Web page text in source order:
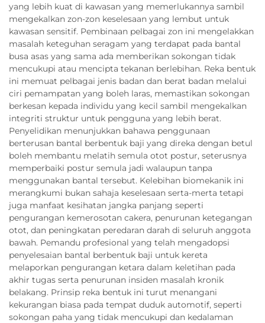
yang lebih kuat di kawasan yang memerlukannya sambil
mengekalkan zon-zon keselesaan yang lembut untuk
kawasan sensitif. Pembinaan pelbagai zon ini mengelakkan
masalah keteguhan seragam yang terdapat pada bantal
busa asas yang sama ada memberikan sokongan tidak
mencukupi atau mencipta tekanan berlebihan. Reka bentuk
ini memuat pelbagai jenis badan dan berat badan melalui
ciri pemampatan yang boleh laras, memastikan sokongan
berkesan kepada individu yang kecil sambil mengekalkan
integriti struktur untuk pengguna yang lebih berat.
Penyelidikan menunjukkan bahawa penggunaan
berterusan bantal berbentuk baji yang direka dengan betul
boleh membantu melatih semula otot postur, seterusnya
memperbaiki postur semula jadi walaupun tanpa
menggunakan bantal tersebut. Kelebihan biomekanik ini
merangkumi bukan sahaja keselesaan serta-merta tetapi
juga manfaat kesihatan jangka panjang seperti
pengurangan kemerosotan cakera, penurunan ketegangan
otot, dan peningkatan peredaran darah di seluruh anggota
bawah. Pemandu profesional yang telah mengadopsi
penyelesaian bantal berbentuk baji untuk kereta
melaporkan pengurangan ketara dalam keletihan pada
akhir tugas serta penurunan insiden masalah kronik
belakang. Prinsip reka bentuk ini turut menangani
kekurangan biasa pada tempat duduk automotif, seperti
sokongan paha yang tidak mencukupi dan kedalaman